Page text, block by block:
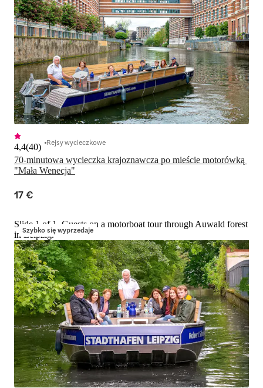
70-minutowa wycieczka krajoznawcza po mieście motorówką
"Mała Wenecja"
4,4(40) Rejsy wycieczkowe
17 €
Szybko się wyprzedaje
Slide 1 of 1, Guests on a motorboat tour through Auwald forest
in Leipzig.